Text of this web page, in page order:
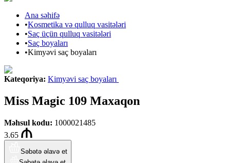
Ana səhifə
•Kosmetika və qulluq vasitələri
•Saç üçün qulluq vasitələri
•Saç boyaları
•Kimyəvi saç boyaları
Kateqoriya: Kimyəvi saç boyaları
Miss Magic 109 Maxaqon
Məhsul kodu: 1000021485
3.65
Səbətə əlavə et